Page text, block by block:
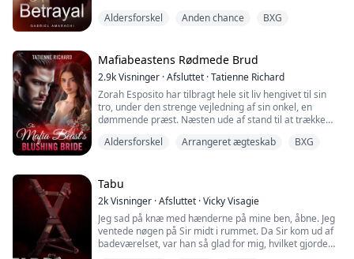
At se hende kneppe sig selv til tanken om mig gjorde
pumpede min pik frem og tilbage i hånden, mens jeg så
hendes to fingre dykke ind og ud af hendes smukke,
våde fisse.
"Ja! Sla' min fisse, Sir," stønnede hun, hendes fantasier
løb løbsk. Da hun skælvede og...
Aldersforskel Anden chance BXG
Mafiabeastens Rødmede Brud
2.9kVisninger ·Afsluttet ·Tatienne Richard
Zorah Esposito har tilbragt hele sit liv hengivet til sin
tro, under den strenge vejledning af sin onkel, en
dømmende præst. Næsten ude af stand til at trække
da hendes onkel overrasker hende ved at annoncere,
moral, føler hun sig strak...
Aldersforskel Arrangeret ægteskab BXG
Tabu
2kVisninger ·Afsluttet ·Vicky Visagie
Jeg sad på knæ med hænderne på mine ben, åbne. Jeg
ventede nøgen på Sir midt i rummet. Da Sir kom ud af
badeværelset, var han så glad for mig, hvilket gjorde